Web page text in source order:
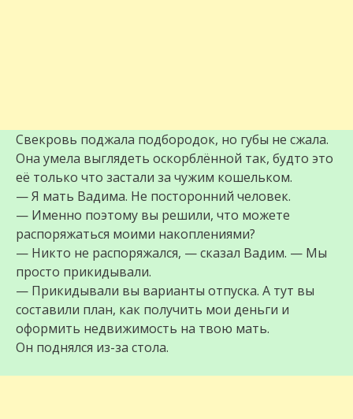
Свекровь поджала подбородок, но губы не сжала.
Она умела выглядеть оскорблённой так, будто это
её только что застали за чужим кошельком.
— Я мать Вадима. Не посторонний человек.
— Именно поэтому вы решили, что можете
распоряжаться моими накоплениями?
— Никто не распоряжался, — сказал Вадим. — Мы
просто прикидывали.
— Прикидывали вы варианты отпуска. А тут вы
составили план, как получить мои деньги и
оформить недвижимость на твою мать.
Он поднялся из-за стола.